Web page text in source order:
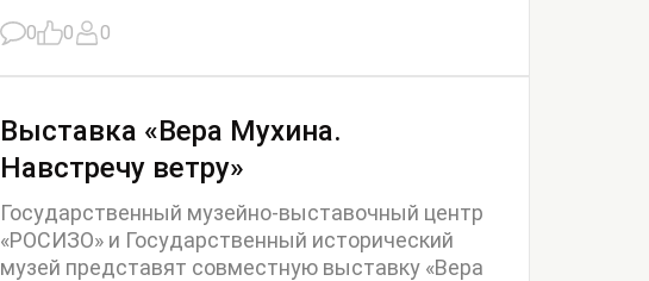
0 0 0
Выставка «Вера Мухина.
Навстречу ветру»
Государственный музейно-выставочный центр
«РОСИЗО» и Государственный исторический
музей представят совместную выставку «Вера